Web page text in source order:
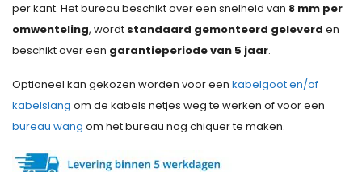
per kant. Het bureau beschikt over een snelheid van 8 mm per
omwenteling, wordt standaard gemonteerd geleverd en
beschikt over een garantieperiode van 5 jaar.
Optioneel kan gekozen worden voor een kabelgoot en/of
kabelslang om de kabels netjes weg te werken of voor een
bureau wang om het bureau nog chiquer te maken.